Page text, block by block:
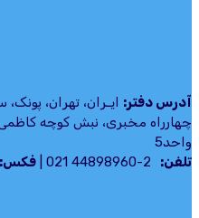
آدرس دفتر: ایـران، تهران،
واحد5
تلفن:
فکس: